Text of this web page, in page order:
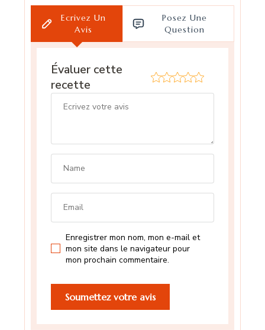
Ecrivez Un
Avis
Posez Une
Question
Évaluer cette
recette
Enregistrer mon nom, mon e-mail et
mon site dans le navigateur pour
mon prochain commentaire.